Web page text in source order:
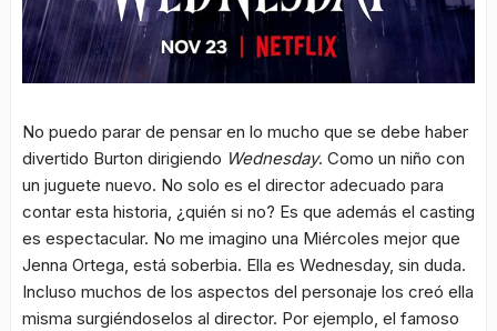
No puedo parar de pensar en lo mucho que se debe haber
divertido Burton dirigiendo Wednesday. Como un niño con
un juguete nuevo. No solo es el director adecuado para
contar esta historia, ¿quién si no? Es que además el casting
es espectacular. No me imagino una Miércoles mejor que
Jenna Ortega, está soberbia. Ella es Wednesday, sin duda.
Incluso muchos de los aspectos del personaje los creó ella
misma surgiéndoselos al director. Por ejemplo, el famoso